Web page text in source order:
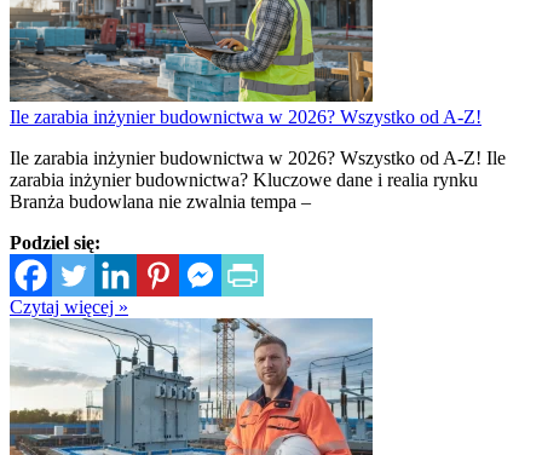
Ile zarabia inżynier budownictwa w 2026? Wszystko od A-Z!
Ile zarabia inżynier budownictwa w 2026? Wszystko od A-Z! Ile
zarabia inżynier budownictwa? Kluczowe dane i realia rynku
Branża budowlana nie zwalnia tempa –
Podziel się:
Czytaj więcej »